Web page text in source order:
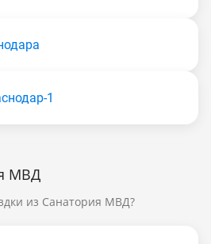
1
МВД
из Санатория МВД?